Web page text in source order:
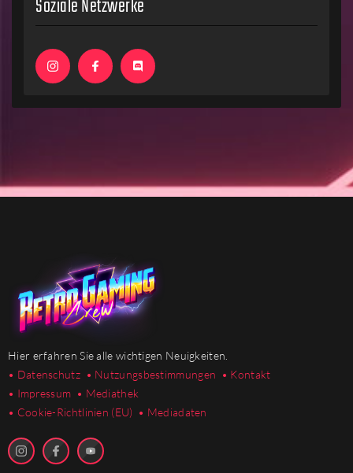
Soziale Netzwerke
Hier erfahren Sie alle wichtigen Neuigkeiten.
• Datenschutz • Nutzungsbestimmungen • Kontakt
• Impressum • Mediathek
• Cookie-Richtlinien (EU) • Mediadaten